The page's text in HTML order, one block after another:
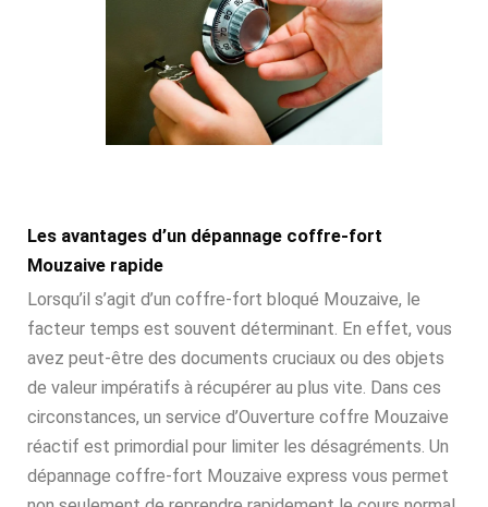
Les avantages d’un dépannage coffre-fort
Mouzaive rapide
Lorsqu’il s’agit d’un coffre-fort bloqué Mouzaive, le
facteur temps est souvent déterminant. En effet, vous
avez peut-être des documents cruciaux ou des objets
de valeur impératifs à récupérer au plus vite. Dans ces
circonstances, un service d’Ouverture coffre Mouzaive
réactif est primordial pour limiter les désagréments. Un
dépannage coffre-fort Mouzaive express vous permet